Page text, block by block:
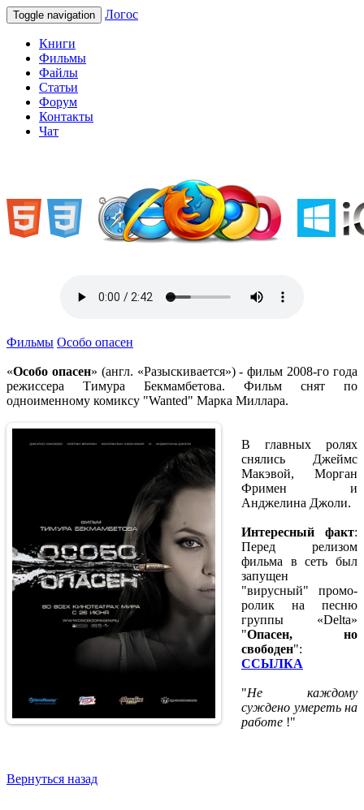
Toggle navigation Логос
Книги
Фильмы
Файлы
Статьи
Форум
Контакты
Чат
Фильмы Особо опасен
«Особо опасен» (англ. «Разыскивается») - фильм 2008-го года
режиссера Тимура Бекмамбетова. Фильм снят по
одноименному комиксу "Wanted" Марка Миллара.
В главных ролях
снялись Джеймс
Макэвой, Морган
Фримен и
Анджелина Джоли.
Интересный факт:
Перед релизом
фильма в сеть был
запущен
"вирусный" промо-
ролик на песню
группы «Delta»
"Опасен, но
свободен":
ССЫЛКА
"Не каждому
суждено умереть на
работе !"
Вернуться назад